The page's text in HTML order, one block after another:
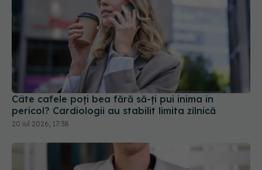
Câte cafele poți bea fără să-ți pui inima în
pericol? Cardiologii au stabilit limita zilnică
20 iul 2026, 17:38